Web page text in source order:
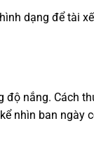
dạng để tài
nắng. Cách
nhìn ban ngày